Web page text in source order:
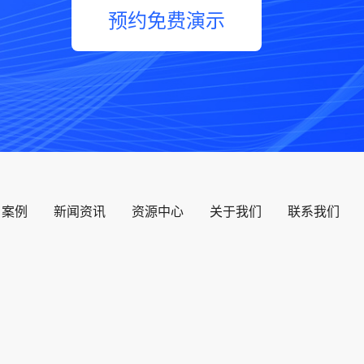
预约免费演示
例 新闻资讯 资源中心 关于我们 联系我们